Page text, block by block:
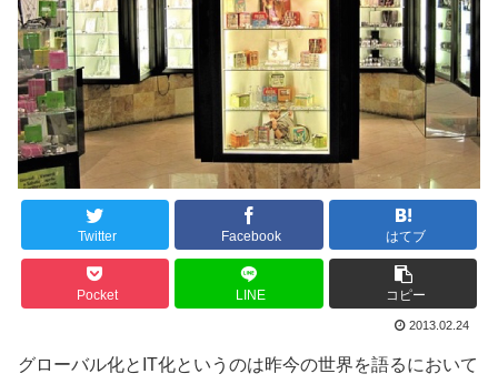
Twitter Facebook はてブ
Pocket LINE コピー
2013.02.24
グローバル化とIT化というのは昨今の世界を語るにおいて